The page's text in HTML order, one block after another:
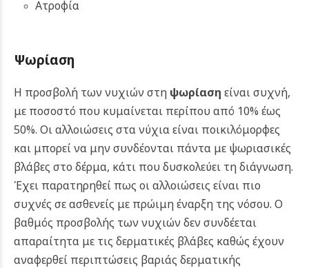
Ατροφία
Ψωρίαση
Η προσβολή των νυχιών στη ψωρίαση είναι συχνή,
με ποσοστό που κυμαίνεται περίπου από 10% έως
50%. Οι αλλοιώσεις στα νύχια είναι ποικιλόμορφες
και μπορεί να μην συνδέονται πάντα με ψωριασικές
βλάβες στο δέρμα, κάτι που δυσκολεύει τη διάγνωση.
Έχει παρατηρηθεί πως οι αλλοιώσεις είναι πιο
συχνές σε ασθενείς με πρώιμη έναρξη της νόσου. Ο
βαθμός προσβολής των νυχιών δεν συνδέεται
απαραίτητα με τις δερματικές βλάβες καθώς έχουν
αναφερθεί περιπτώσεις βαριάς δερματικής